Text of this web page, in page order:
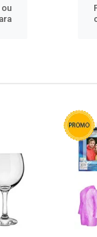
ou